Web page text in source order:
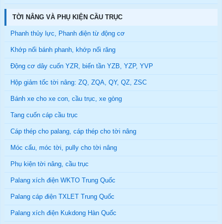
TỜI NÂNG VÀ PHỤ KIỆN CẦU TRỤC
Phanh thủy lực, Phanh điện từ động cơ
Khớp nối bánh phanh, khớp nối răng
Động cơ dây cuốn YZR, biến tần YZB, YZP, YVP
Hộp giảm tốc tời nâng: ZQ, ZQA, QY, QZ, ZSC
Bánh xe cho xe con, cầu trục, xe gòng
Tang cuốn cáp cầu trục
Cáp thép cho palang, cáp thép cho tời nâng
Móc cẩu, móc tời, pully cho tời nâng
Phụ kiện tời nâng, cầu trục
Palang xích điện WKTO Trung Quốc
Palang cáp điện TXLET Trung Quốc
Palang xích điện Kukdong Hàn Quốc